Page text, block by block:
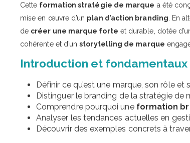
Cette formation stratégie de marque a été
mise en œuvre d’un plan d’action branding . En
de créer une marque forte et durable, dotée
cohérente et d’unstorytelling de marque
Introduction et fondamentaux
Définir ce qu’est une marque, son rôle
Distinguer le branding de la stratégie de
Comprendre pourquoi une formation
Analyser les tendances actuelles en
Découvrir des exemples concrets à